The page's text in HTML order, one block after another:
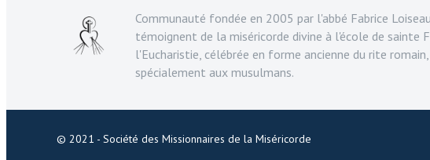
Communauté fondée en 2005 par l'abbé Fabrice
témoignent de la miséricorde divine à l'école de sainte
l'Eucharistie, célébrée en forme ancienne du rite
spécialement aux musulmans.
© 2021 - Société des Missionnaires de la Miséricorde